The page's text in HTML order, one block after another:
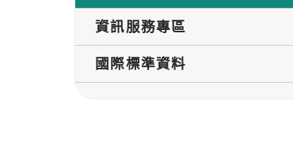
資訊服務專區
國際標準資料